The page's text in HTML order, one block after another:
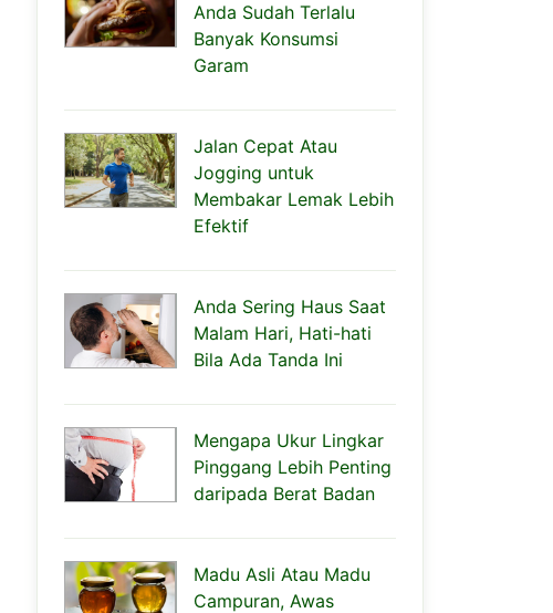
Anda Sudah Terlalu
Banyak Konsumsi
Garam
Jalan Cepat Atau
Jogging untuk
Membakar Lemak Lebih
Efektif
Anda Sering Haus Saat
Malam Hari, Hati-hati
Bila Ada Tanda Ini
Mengapa Ukur Lingkar
Pinggang Lebih Penting
daripada Berat Badan
Madu Asli Atau Madu
Campuran, Awas